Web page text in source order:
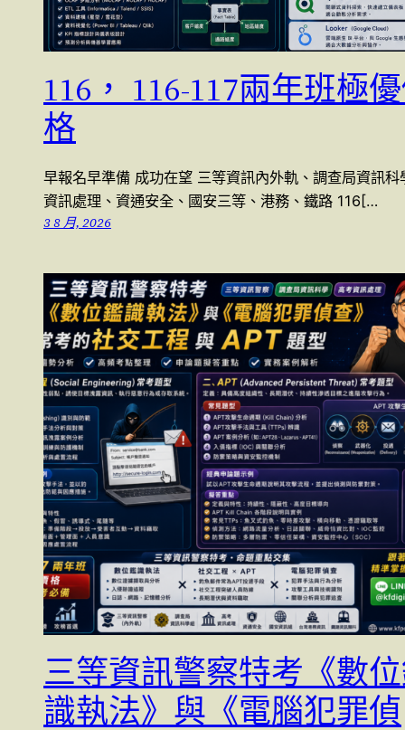
116， 116-117兩年班極
格
早報名早準備 成功在望 三等資訊內外軌、調查局資訊科
資訊處理、資通安全、國安三等、港務、鐵路 116[…
3 8 月, 2026
三等資訊警察特考《數
識執法》與《電腦犯罪偵